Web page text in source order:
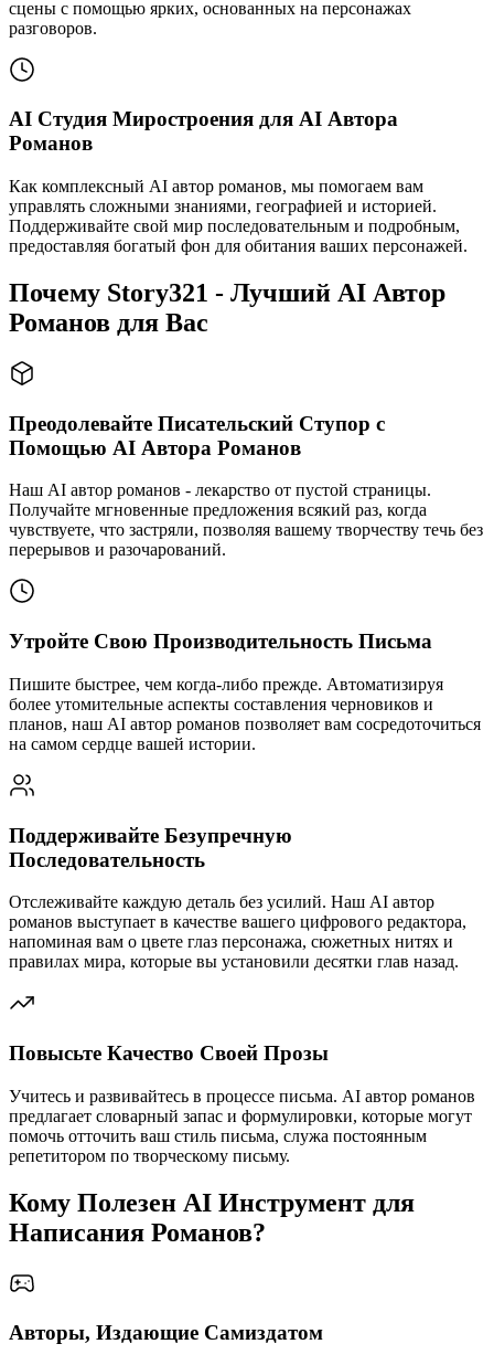
сцены с помощью ярких, основанных на персонажах
разговоров.
AI Студия Миростроения для AI Автора
Романов
Как комплексный AI автор романов, мы помогаем вам
управлять сложными знаниями, географией и историей.
Поддерживайте свой мир последовательным и подробным,
предоставляя богатый фон для обитания ваших персонажей.
Почему Story321 - Лучший AI Автор
Романов для Вас
Преодолевайте Писательский Ступор с
Помощью AI Автора Романов
Наш AI автор романов - лекарство от пустой страницы.
Получайте мгновенные предложения всякий раз, когда
чувствуете, что застряли, позволяя вашему творчеству течь без
перерывов и разочарований.
Утройте Свою Производительность Письма
Пишите быстрее, чем когда-либо прежде. Автоматизируя
более утомительные аспекты составления черновиков и
планов, наш AI автор романов позволяет вам сосредоточиться
на самом сердце вашей истории.
Поддерживайте Безупречную
Последовательность
Отслеживайте каждую деталь без усилий. Наш AI автор
романов выступает в качестве вашего цифрового редактора,
напоминая вам о цвете глаз персонажа, сюжетных нитях и
правилах мира, которые вы установили десятки глав назад.
Повысьте Качество Своей Прозы
Учитесь и развивайтесь в процессе письма. AI автор романов
предлагает словарный запас и формулировки, которые могут
помочь отточить ваш стиль письма, служа постоянным
репетитором по творческому письму.
Кому Полезен AI Инструмент для
Написания Романов?
Авторы, Издающие Самиздатом